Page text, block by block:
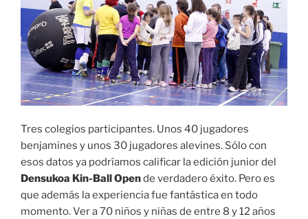
Tres colegios participantes. Unos 40 jugadores
benjamines y unos 30 jugadores alevines. Sólo con
esos datos ya podríamos calificar la edición junior del
Densukoa Kin-Ball Opende verdadero éxito. Pero es
que además la experiencia fue fantástica en todo
momento. Ver a 70 niños y niñas de entre 8 y 12 años